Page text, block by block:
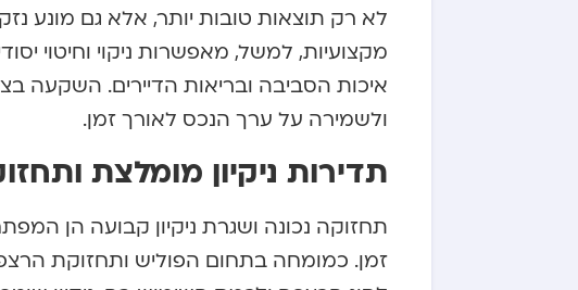
לא רק תוצאות טובות יותר, אלא גם מונע
מקצועיות, למשל, מאפשרות ניקוי וחיטוי
איכות הסביבה ובריאות הדיירים. השקעה
ולשמירה על ערך הנכס לאורך זמן.
תדירות ניקיון מומלצת
תחזוקה נכונה ושגרת ניקיון קבועה הן
זמן. כמומחה בתחום הפוליש ותחזוקת